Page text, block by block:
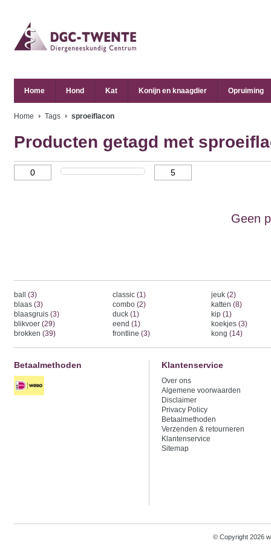
Home Hond Kat Konijn en knaagdier Opruiming
Home Tags sproeiflacon
Producten getagd met
Geen
ball (3)
blaas (3)
blaasgruis (3)
blikvoer (29)
brokken (39)
classic (1)
combo (2)
duck (1)
eend (1)
frontline (3)
jeuk (2)
katten (8)
kip (1)
koekjes (3)
kong (14)
Betaalmethoden Klantenservice
Over ons
Algemene voorwaarden
Disclaimer
Privacy Policy
Betaalmethoden
Verzenden & retourneren
Klantenservice
Sitemap
© Copyright 2026